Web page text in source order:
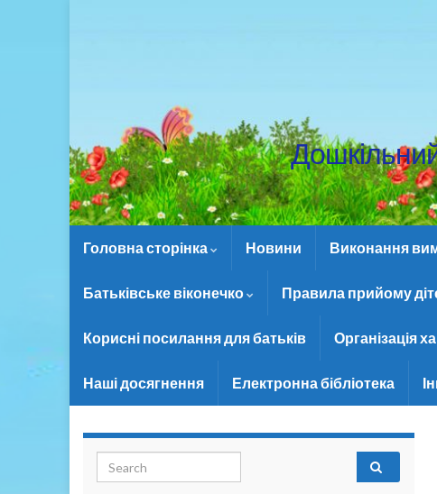
Головна сторінка Новини Виконання
Батьківське віконечко Правила прийому
Корисні посилання для батьків Організація
Наші досягнення Електронна бібліотека
Search for: